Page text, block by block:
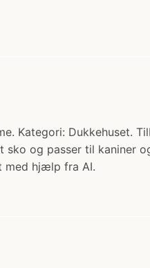
Kategori:
og passer til kaniner
med hjælp fra AI.